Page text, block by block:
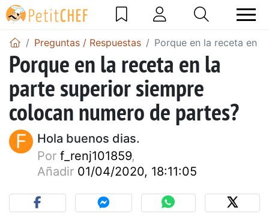
Preguntas / Respuestas Porque en la receta en
Porque en la receta en la
parte superior siempre
colocan numero de partes?
F
Hola buenos dias.
Por f_renj101859,
Añadir 01/04/2020, 18:11:05